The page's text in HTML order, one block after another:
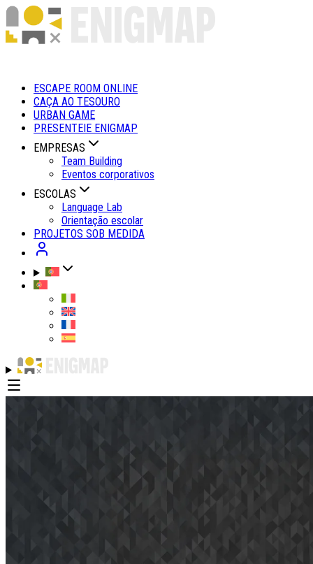
ESCAPE ROOM ONLINE
CAÇA AO TESOURO
URBAN GAME
PRESENTEIE ENIGMAP
EMPRESAS
Team Building
Eventos corporativos
ESCOLAS
Language Lab
Orientação escolar
PROJETOS SOB MEDIDA